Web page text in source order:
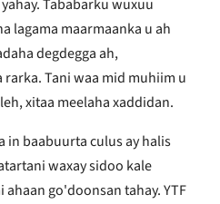
Tababarku wuxuu
lagama maarmaanka u ah
degdegga ah,
Tani waa mid muhiim u
xitaa meelaha xaddidan.
in baabuurta culus ay halis
waxay sidoo kale
ahaan go'doonsan tahay. YTF